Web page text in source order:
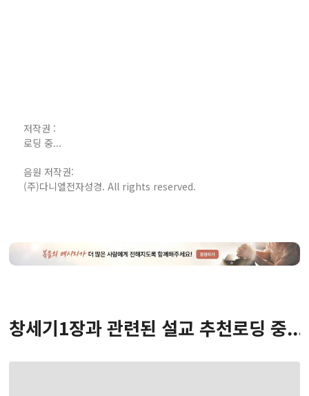
저작권 :
로딩 중...
음원 저작권:
(주)다니엘전자성경. All rights reserved.
창세기1장과 관련된 설교 추천로딩 중...